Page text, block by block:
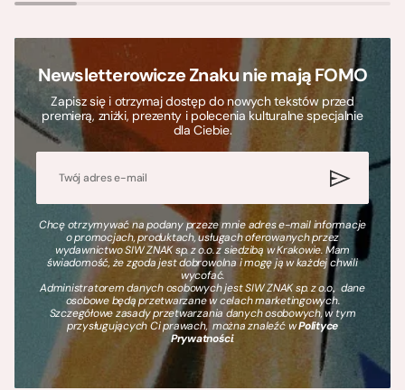
Newsletterowicze Znaku nie mają FOMO
Zapisz się i otrzymaj dostęp do nowych tekstów przed
premierą, zniżki, prezenty i polecenia kulturalne specjalnie
dla Ciebie.
Chcę otrzymywać na podany przeze mnie adres e-mail informacje
o promocjach, produktach, usługach oferowanych przez
wydawnictwo SIW ZNAK sp. z o.o. z siedzibą w Krakowie. Mam
świadomość, że zgoda jest dobrowolna i mogę ją w każdej chwili
wycofać.
Administratorem danych osobowych jest SIW ZNAK sp. z o.o., dane
osobowe będą przetwarzane w celach marketingowych.
Szczegółowe zasady przetwarzania danych osobowych, w tym
przysługujących Ci prawach, można znaleźć wPolityce
Prywatności.